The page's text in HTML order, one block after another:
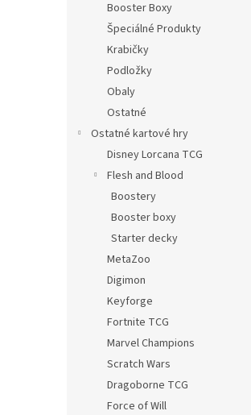
Booster Boxy
Špeciálné Produkty
Krabičky
Podložky
Obaly
Ostatné
Ostatné kartové hry
Disney Lorcana TCG
Flesh and Blood
Boostery
Booster boxy
Starter decky
MetaZoo
Digimon
Keyforge
Fortnite TCG
Marvel Champions
Scratch Wars
Dragoborne TCG
Force of Will